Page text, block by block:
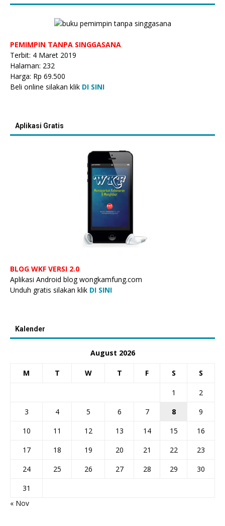
PEMIMPIN TANPA SINGGASANA
Terbit: 4 Maret 2019
Halaman: 232
Harga: Rp 69.500
Beli online silakan klik DI SINI
Aplikasi Gratis
BLOG WKF VERSI 2.0
Aplikasi Android blog wongkamfung.com
Unduh gratis silakan klik DI SINI
Kalender
August 2026
M T W T F S S
1
2
3
4 5 6 7 8
9
10
11 12 13 14 15
16
17
18 19 20 21 22
23
24
25 26 27 28 29
30
31
« Nov